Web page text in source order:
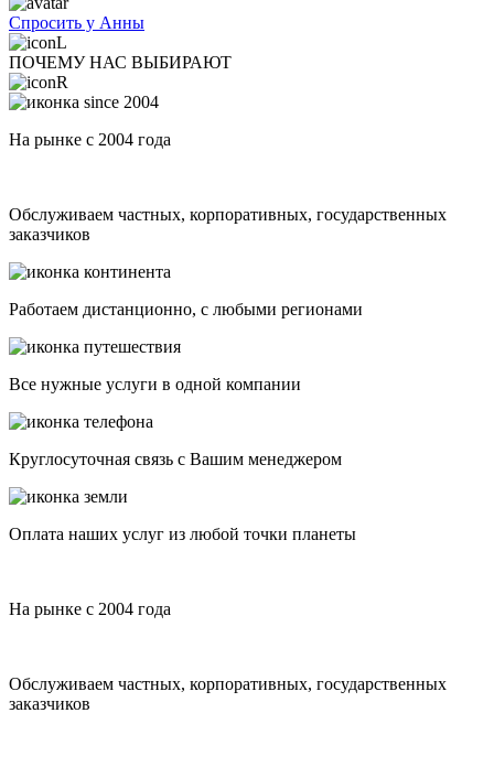
Спросить у Анны
ПОЧЕМУ НАС ВЫБИРАЮТ
На рынке с 2004 года
Обслуживаем частных, корпоративных, государственных
заказчиков
Работаем дистанционно, с любыми регионами
Все нужные услуги в одной компании
Круглосуточная связь с Вашим менеджером
Оплата наших услуг из любой точки планеты
На рынке с 2004 года
Обслуживаем частных, корпоративных, государственных
заказчиков